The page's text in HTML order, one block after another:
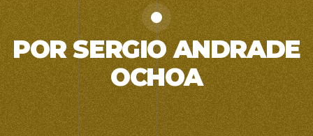
POR SERGIO ANDRADE
OCHOA